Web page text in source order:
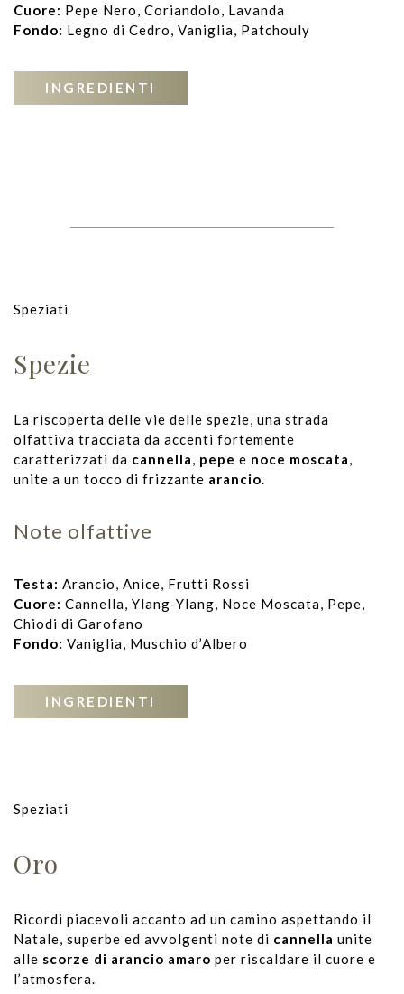
Cuore: Pepe Nero, Coriandolo, Lavanda
Fondo: Legno di Cedro, Vaniglia, Patchouly
INGREDIENTI
Speziati
Spezie
La riscoperta delle vie delle spezie, una strada
olfattiva tracciata da accenti fortemente
caratterizzati da cannella pepe e noce moscata
unite a un tocco di frizzante arancio
Note olfattive
Testa: Arancio, Anice, Frutti Rossi
Cuore: Cannella, Ylang-Ylang, Noce Moscata, Pepe,
Chiodi di Garofano
Fondo: Vaniglia, Muschio d’Albero
INGREDIENTI
Speziati
Oro
Ricordi piacevoli accanto ad un camino aspettando il
Natale, superbe ed avvolgenti note di cannella unite
alle scorze di arancio amaro per riscaldare il cuore e
l’atmosfera.